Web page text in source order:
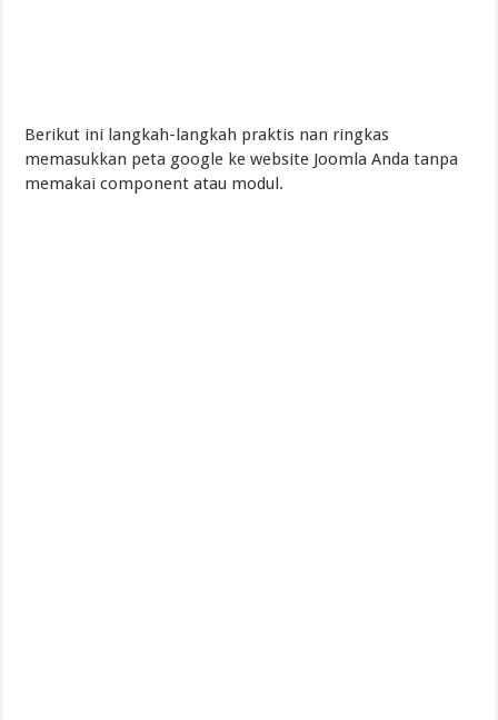
Berikut ini langkah-langkah praktis nan ringkas
memasukkan peta google ke website Joomla Anda tanpa
memakai component atau modul.